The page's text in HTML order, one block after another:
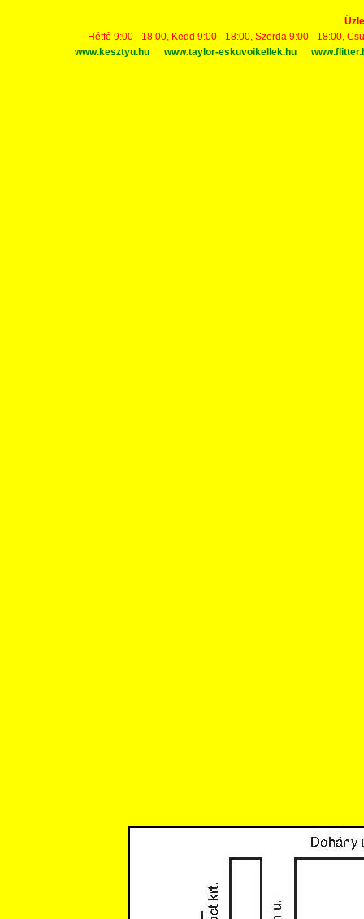
Hétfő 9:00 - 18:00, Kedd 9:00 - 18:00, Szerda 9:00 - 18:00,
www.kesztyu.hu
www.taylor-eskuvoikellek.hu